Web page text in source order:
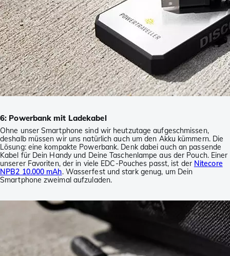
6: Powerbank mit Ladekabel
Ohne unser Smartphone sind wir heutzutage aufgeschmissen,
deshalb müssen wir uns natürlich auch um den Akku kümmern. Die
Lösung: eine kompakte Powerbank. Denk dabei auch an passende
Kabel für Dein Handy und Deine Taschenlampe aus der Pouch. Einer
unserer Favoriten, der in viele EDC-Pouches passt, ist der Nitecore
NPB2 10.000 mAh. Wasserfest und stark genug, um Dein
Smartphone zweimal aufzuladen.